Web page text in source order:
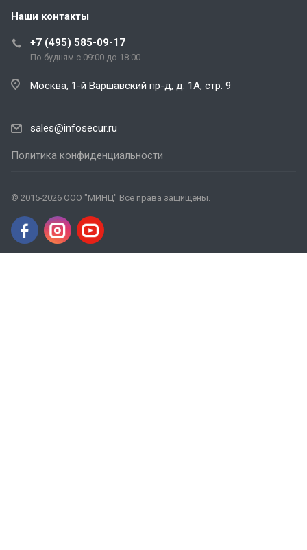
Наши контакты
+7 (495) 585-09-17
По будням с 09:00 до 18:00
Москва, 1-й Варшавский пр-д, д. 1А, стр. 9
sales@infosecur.ru
Политика конфиденциальности
© 2015-2026 ООО "МИНЦ" Все права защищены.